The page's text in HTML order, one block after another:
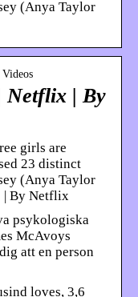
(Anya Taylor
Netflix | By
girls are
23 distinct
(Anya Taylor
By Netflix
psykologiska
McAvoys
att en person
loves, 3,6